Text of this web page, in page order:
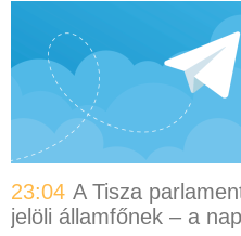
23:04 A Tisza
jelöli államfőnek – a